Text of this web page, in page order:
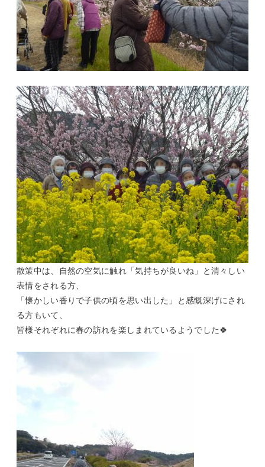
散策中は、自然の空気に触れ「気持ちが良いね」と清々しい
表情をされる方、
「懐かしい香りで子供の頃を思い出した」と感慨深げにされ
る方もいて、
皆様それぞれに春の訪れを楽しまれているようでした🍀